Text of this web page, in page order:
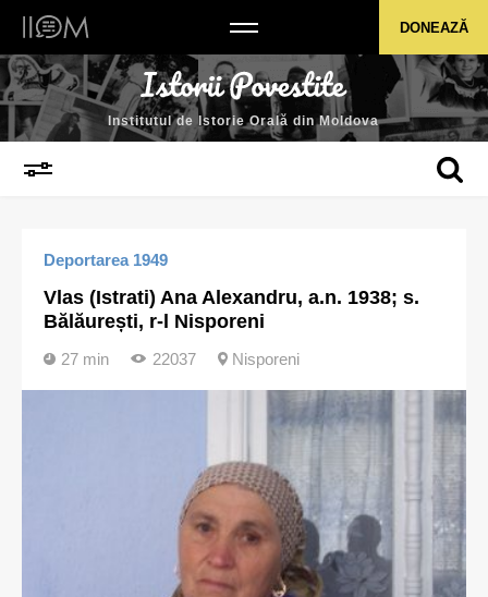
Institutul de Istorie Orală din MoldovaDONEAZĂ
Institutul de Istorie Orală din Moldova
Deportarea 1949
Vlas (Istrati) Ana Alexandru, a.n. 1938; s.
Bălăurești, r-l Nisporeni
27 min 22037 Nisporeni